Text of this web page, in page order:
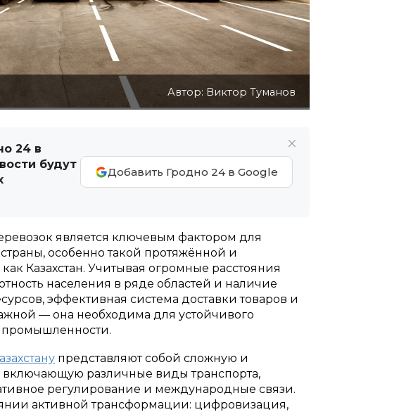
Автор: Виктор Туманов
24 в
будут
Добавить Гродно 24 в Google
является ключевым фактором для
особенно такой протяжённой и
Казахстан. Учитывая огромные расстояния
населения в ряде областей и наличие
эффективная система доставки товаров и
— она необходима для устойчивого
промышленности.
представляют собой сложную и
различные виды транспорта,
регулирование и международные связи.
активной трансформации: цифровизация,